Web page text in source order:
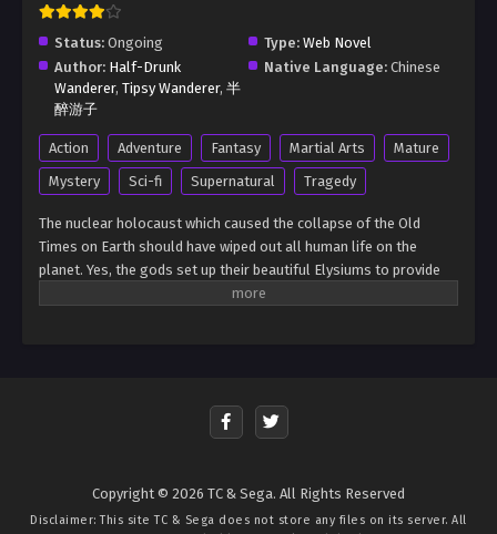
Status: Ongoing Type: Web Novel
Author: Half-Drunk
Wanderer, Tipsy Wanderer, 半
醉游子
Native Language: Chinese
Action Adventure Fantasy Martial Arts
Mature
Mystery
Sci-fi Supernatural Tragedy
The nuclear holocaust which caused the collapse of the Old
Times on Earth should have wiped out all human life on the
planet. Yes, the gods set up their beautiful Elysiums to provide
sanctuaries for their chosen, but by all rights everyone outside
destined to live out his life scrounging for scraps in the
wasteland ruins. Fate, however, is ever-fickle. A chance meeting
demonhunters and godslayers, and even gods and demons.
Cloudhawk would find his own place in a world that was far
Copyright © 2026 TC & Sega. All Rights Reserved
Disclaimer: This siteTC & Sega does not store any files on its server. All